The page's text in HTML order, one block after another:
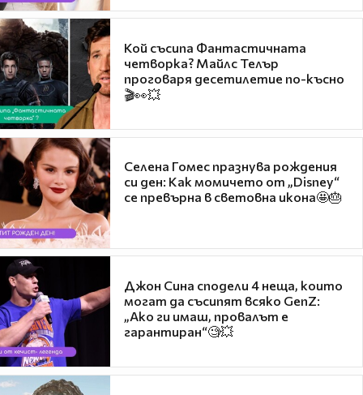
Кой съсипа Фантастичната
четворка? Майлс Телър
проговаря десетилетие по-късно
🎬👀💥
Селена Гомес празнува рождения
си ден: Как момичето от „Disney“
се превърна в световна икона🤩🎂
Джон Сина сподели 4 неща, които
могат да съсипят всяко GenZ:
„Ако ги имаш, провалът е
гарантиран“🧐💥